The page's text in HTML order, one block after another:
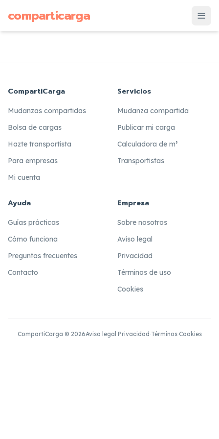
comparticarga
CompartiCarga
Mudanzas compartidas
Bolsa de cargas
Hazte transportista
Para empresas
Mi cuenta
Servicios
Mudanza compartida
Publicar mi carga
Calculadora de m³
Transportistas
Ayuda
Guías prácticas
Cómo funciona
Preguntas frecuentes
Contacto
Empresa
Sobre nosotros
Aviso legal
Privacidad
Términos de uso
Cookies
CompartiCarga © 2026Aviso legal ·Privacidad ·Términos·Cookies